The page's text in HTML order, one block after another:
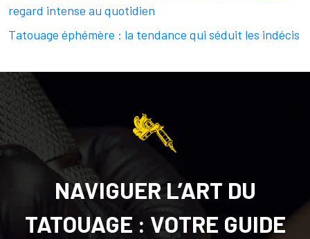
regard intense au quotidien
Tatouage éphémère : la tendance qui séduit les indécis
NAVIGUER L’ART DU
TATOUAGE : VOTRE GUIDE